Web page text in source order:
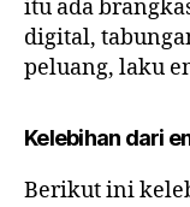
itu ada
digital,
peluang, laku
Kelebihan dari
Berikut ini